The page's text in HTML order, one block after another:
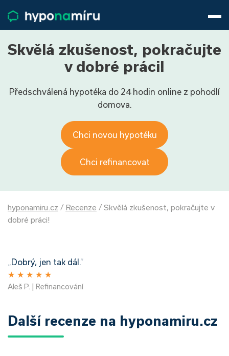
Životní pojištění
Pojištění nemovitosti
800 688 388
9−16 hod.
Skvělá zkušenost, pokračujte
v dobré práci!
Předschválená hypotéka do 24 hodin online z pohodlí
domova.
Chci novou hypotéku
Chci refinancovat
hyponamiru.cz / Recenze / Skvělá zkušenost, pokračujte v
dobré práci!
„Dobrý, jen tak dál.”
★ ★ ★ ★ ★
Aleš P. | Refinancování
Další recenze na hyponamiru.cz